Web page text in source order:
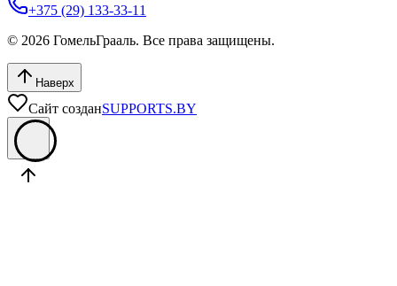
+375 (29) 133-33-11
© 2026 ГомельГрааль. Все права защищены.
Наверх
Сайт созданSUPPORTS.BY